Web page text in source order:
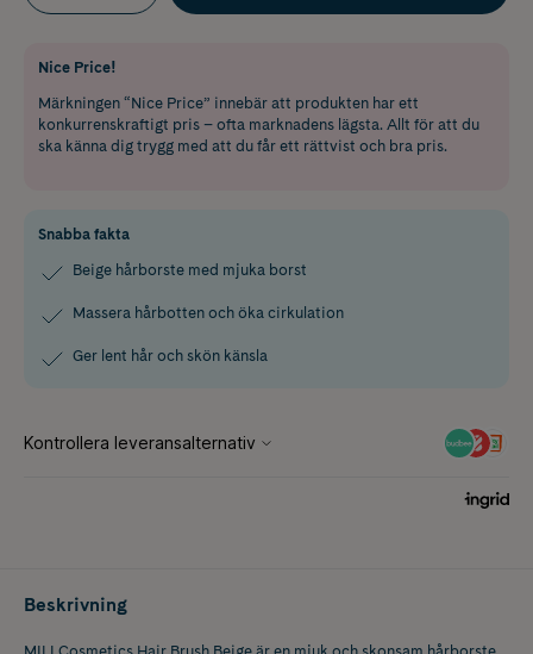
Nice Price!
Märkningen “Nice Price” innebär att produkten har ett
konkurrenskraftigt pris – ofta marknadens lägsta. Allt för att du
ska känna dig trygg med att du får ett rättvist och bra pris.
Snabba fakta
Beige hårborste med mjuka borst
Massera hårbotten och öka cirkulation
Ger lent hår och skön känsla
Beskrivning